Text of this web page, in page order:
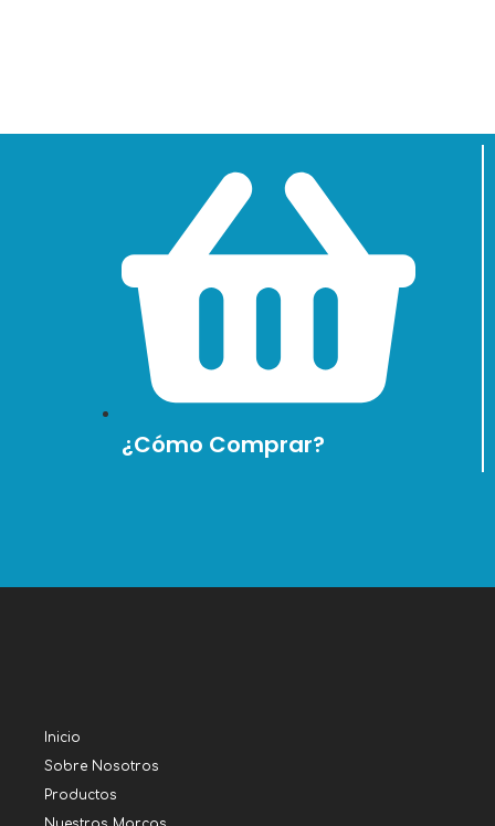
¿Cómo Comprar?
Inicio
Sobre Nosotros
Productos